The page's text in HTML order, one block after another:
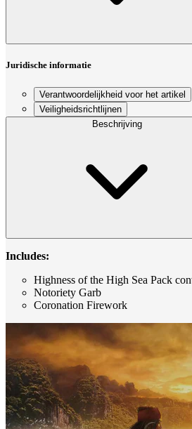
Juridische informatie
Verantwoordelijkheid voor het artikel
Veiligheidsrichtlijnen
Beschrijving
Includes:
Highness of the High Sea Pack
Notoriety Garb
Coronation Firework